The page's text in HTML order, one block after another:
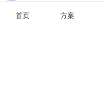
首页 方案